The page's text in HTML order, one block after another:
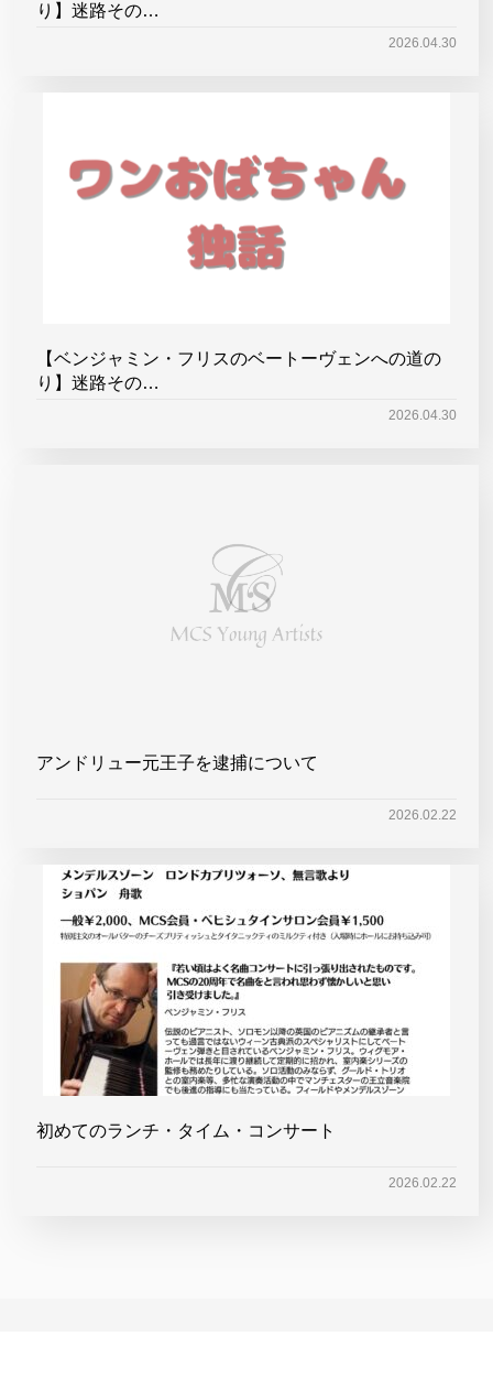
り】迷路その…
2026.04.30
【ベンジャミン・フリスのベートーヴェンへの道の
り】迷路その…
2026.04.30
アンドリュー元王子を逮捕について
2026.02.22
初めてのランチ・タイム・コンサート
2026.02.22